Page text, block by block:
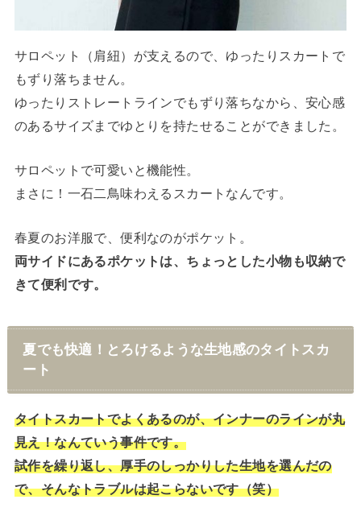
サロペット（肩紐）が支えるので、ゆったりスカートで
もずり落ちません。
ゆったりストレートラインでもずり落ちなから、安心感
のあるサイズまでゆとりを持たせることができました。
サロペットで可愛いと機能性。
まさに！一石二鳥味わえるスカートなんです。
春夏のお洋服で、便利なのがポケット。
両サイドにあるポケットは、ちょっとした小物も収納で
きて便利です。
夏でも快適！とろけるような生地感のタイトスカ
ート
タイトスカートでよくあるのが、インナーのラインが丸
見え！なんていう事件です。
試作を繰り返し、厚手のしっかりした生地を選んだの
で、そんなトラブルは起こらないです（笑）